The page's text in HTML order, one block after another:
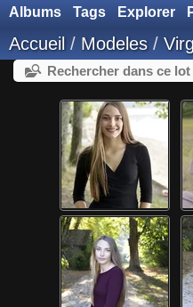
Albums Tags Explorer
Accueil / Modeles /
Rechercher dans ce lot